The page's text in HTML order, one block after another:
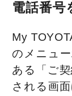
電話番号
My
のメニュ
ある「ご
される画